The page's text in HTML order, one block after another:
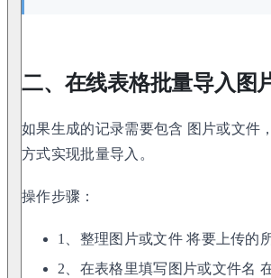
二、在线表格批量导入图
如果生成的记录需要包含 图片或文件
方式实现批量导入。
操作步骤：
1、整理图片或文件 将要上传的
2、在表格里填写图片或文件名